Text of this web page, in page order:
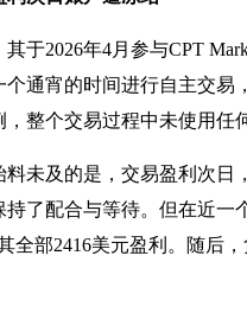
于2026年4月参与CPT
通宵的时间进行自主交易
整个交易过程中未使用任
料未及的是，交易盈利次日
了配合与等待。但在近一
全部2416美元盈利。随后